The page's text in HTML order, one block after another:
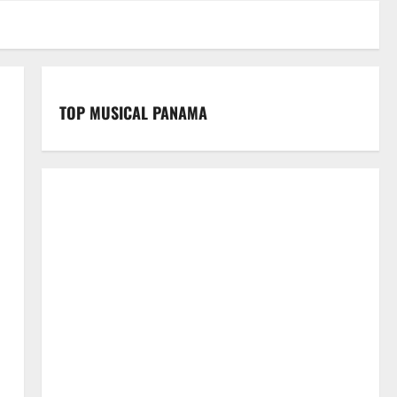
TOP MUSICAL PANAMA